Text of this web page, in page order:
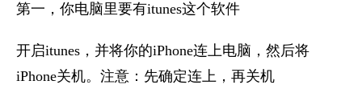
第一，你电脑里要有itunes这个软件
开启itunes，并将你的iPhone连上电脑，然后将
iPhone关机。注意：先确定连上，再关机